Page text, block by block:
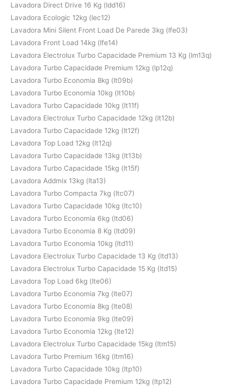
Lavadora Direct Drive 16 Kg (ldd16)
Lavadora Ecologic 12kg (lec12)
Lavadora Mini Silent Front Load De Parede 3kg (lfe03)
Lavadora Front Load 14kg (lfe14)
Lavadora Electrolux Turbo Capacidade Premium 13 Kg (lm13q)
Lavadora Turbo Capacidade Premium 12kg (lp12q)
Lavadora Turbo Economia 8kg (lt09b)
Lavadora Turbo Economia 10kg (lt10b)
Lavadora Turbo Capacidade 10kg (lt11f)
Lavadora Electrolux Turbo Capacidade 12kg (lt12b)
Lavadora Turbo Capacidade 12kg (lt12f)
Lavadora Top Load 12kg (lt12q)
Lavadora Turbo Capacidade 13kg (lt13b)
Lavadora Turbo Capacidade 15kg (lt15f)
Lavadora Addmix 13kg (lta13)
Lavadora Turbo Compacta 7kg (ltc07)
Lavadora Turbo Capacidade 10kg (ltc10)
Lavadora Turbo Economia 6kg (ltd06)
Lavadora Turbo Economia 8 Kg (ltd09)
Lavadora Turbo Economia 10kg (ltd11)
Lavadora Electrolux Turbo Capacidade 13 Kg (ltd13)
Lavadora Electrolux Turbo Capacidade 15 Kg (ltd15)
Lavadora Top Load 6kg (lte06)
Lavadora Turbo Economia 7kg (lte07)
Lavadora Turbo Economia 8kg (lte08)
Lavadora Turbo Economia 9kg (lte09)
Lavadora Turbo Economia 12kg (lte12)
Lavadora Electrolux Turbo Capacidade 15kg (ltm15)
Lavadora Turbo Premium 16kg (ltm16)
Lavadora Turbo Capacidade 10kg (ltp10)
Lavadora Turbo Capacidade Premium 12kg (ltp12)